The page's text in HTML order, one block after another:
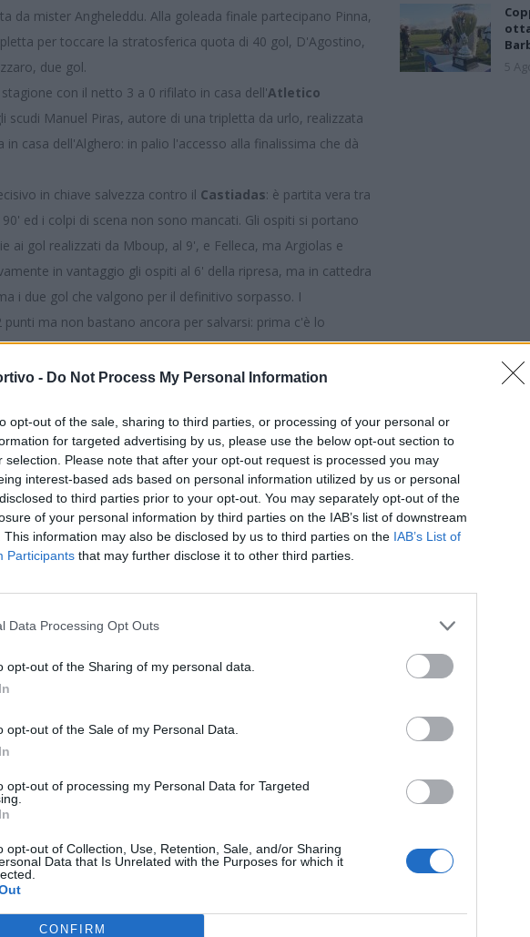
- Do Not Process My Personal Information
opt-out of the sale, sharing to third parties, or processing of your personal or
for targeted advertising by us, please use the below opt-out section to
selection. Please note that after your opt-out request is processed you may
interest-based ads based on personal information utilized by us or personal
to third parties prior to your opt-out. You may separately opt-out of the
of your personal information by third parties on the IAB’s list of downstream
This information may also be disclosed by us to third parties on the IAB’s List of
Participants that may further disclose it to other third parties.
Data Processing Opt Outs
opt-out of the Sharing of my personal data.
opt-out of the Sale of my Personal Data.
opt-out of processing my Personal Data for Targeted
opt-out of Collection, Use, Retention, Sale, and/or Sharing
Data that Is Unrelated with the Purposes for which it
CONFIRM
mister Angheleddu. Alla goleada finale partecipano Pinna,
per toccare la stratosferica quota di 40 gol, D'Agostino,
due gol.
con il netto 3 a 0 rifilato in casa dell'Atletico
Manuel Piras, autore di una tripletta da urlo, realizzata
casa dell'Alghero: in palio l'accesso alla finalissima che dà
in chiave salvezza contro il Castiadas: è partita vera tra
ed i colpi di scena non sono mancati. Gli ospiti si portano
ai gol realizzati da Mboup, al 9', e Felleca, ma Argiolas e
in vantaggio gli ospiti al 6' della ripresa, ma in cattedra
i due gol che valgono per il definitivo sorpasso. I
ma non bastano ancora per salvarsi: prima c'è lo
continuare a sperare nella salvezza e i ragazzi allenati da
aggiudicandosi il confronto in casa del
la prima frazione in vantaggio per 2 a 1 grazie alle giocate
a replicare il momentaneo pari siglato di Dib. Nella ripresa
locali. Nel finale c'è spazio per la seconda rete di
meno amara per i selargini.
di Busanca chiudono con un più che lusinghiero quarto
diretta al fotofinish e grazie agli scontri diretti
di casa ma Marco Atzeni, ad inizio ripresa, acciuffa il
avanti grazie alla giocata di Loi, poi ci pensano Sperandio e
al 37' trova il gol del definitivo pari.
quando Badas e Muceli completano il quadro.
e Ridolfi, che replicano per gli ogliastrini fuori dalle
, che si impone in casa delCus Cagliari, di misura per 2 a 1,
spalle: dopo il gol del momentaneo vantaggio dei locali
una doppietta tra la fine della prima frazione e l'inizio
: ospiti in gol per primi al 24' con Cocco, poi Bratzu evita il
5
Segui Diario
FACEBOOK